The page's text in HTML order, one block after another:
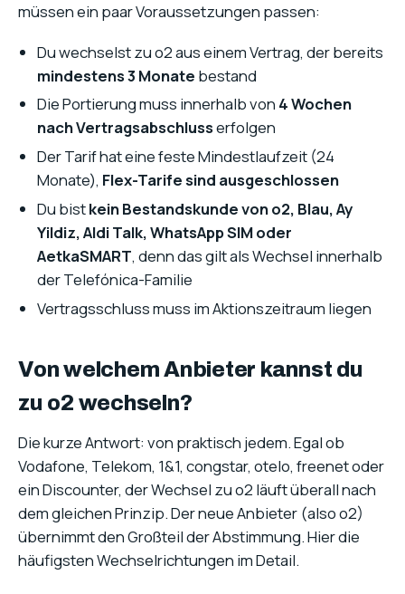
müssen ein paar Voraussetzungen passen:
Du wechselst zu o2 aus einem Vertrag, der bereits
mindestens 3 Monate bestand
Die Portierung muss innerhalb von 4 Wochen
nach Vertragsabschlusserfolgen
Der Tarif hat eine feste Mindestlaufzeit (24
Monate), Flex-Tarife sind ausgeschlossen
Du bistkein Bestandskunde von o2, Blau, Ay
Yildiz, Aldi Talk, WhatsApp SIM oder
AetkaSMART, denn das gilt als Wechsel innerhalb
der Telefónica-Familie
Vertragsschluss muss im Aktionszeitraum liegen
Von welchem Anbieter kannst du
zu o2 wechseln?
Die kurze Antwort: von praktisch jedem. Egal ob
Vodafone, Telekom, 1&1, congstar, otelo, freenet oder
ein Discounter, der Wechsel zu o2 läuft überall nach
dem gleichen Prinzip. Der neue Anbieter (also o2)
übernimmt den Großteil der Abstimmung. Hier die
häufigsten Wechselrichtungen im Detail.